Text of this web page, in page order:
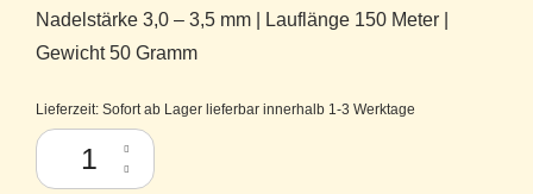
Nadelstärke 3,0 – 3,5 mm | Lauflänge 150 Meter |
Gewicht 50 Gramm
Lieferzeit: Sofort ab Lager lieferbar innerhalb 1-3 Werktage
Atelier Zitron Ramie Deluxe Merino extrafine mit Ramie 413 Hellblau